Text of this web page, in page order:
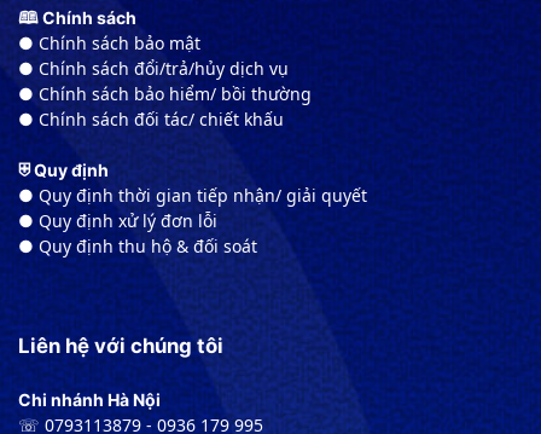
🕮 Chính sách
● Chính sách bảo mật
● Chính sách đổi/trả/hủy dịch vụ
● Chính sách bảo hiểm/ bồi thường
● Chính sách đối tác/ chiết khấu
⛨ Quy định
● Quy định thời gian tiếp nhận/ giải quyết
● Quy định xử lý đơn lỗi
● Quy định thu hộ & đối soát
Liên hệ với chúng tôi
Chi nhánh Hà Nội
☏ 0793113879 - 0936 179 995